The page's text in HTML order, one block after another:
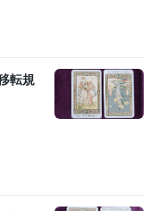
転規